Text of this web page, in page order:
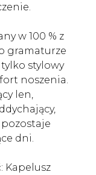
w 100 % z
gramaturze
stylowy
noszenia.
len,
pozostaje
dni.
Kapelusz